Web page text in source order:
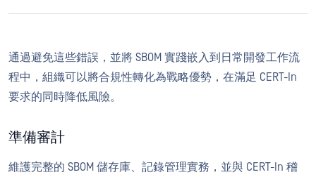
通過避免這些錯誤，並將 SBOM 實踐嵌入到日常開發工作流
程中，組織可以將合規性轉化為戰略優勢，在滿足 CERT-In
要求的同時降低風險。
準備審計
維護完整的 SBOM 儲存庫、記錄管理實務，並與 CERT-In 稽